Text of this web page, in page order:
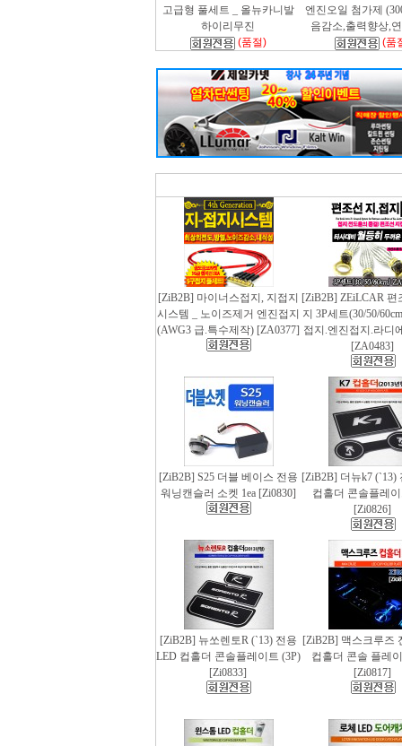
고급형 풀세트 _ 올뉴카니발
하이리무진
(품절)
엔진오일 첨가제
음감소,출력향상,
(품
[ZiB2B] 마이너스접지, 지접지
시스템 _ 노이즈제거 엔진접지
(AWG3 급.특수제작) [ZA0377]
[ZiB2B] ZEiLCAR 편
지 3P세트(30/50/
접지.엔진접지.라디
[ZA0483]
[ZiB2B] S25 더블 베이스 전용
워닝캔슬러 소켓 1ea [Zi0830]
[ZiB2B] 더뉴k7 (`13)
컵홀더 콘솔플레
[Zi0826]
[ZiB2B] 뉴쏘렌토R (`13) 전용
LED 컵홀더 콘솔플레이트 (3P)
[Zi0833]
[ZiB2B] 맥스크루즈
컵홀더 콘솔 플레
[Zi0817]